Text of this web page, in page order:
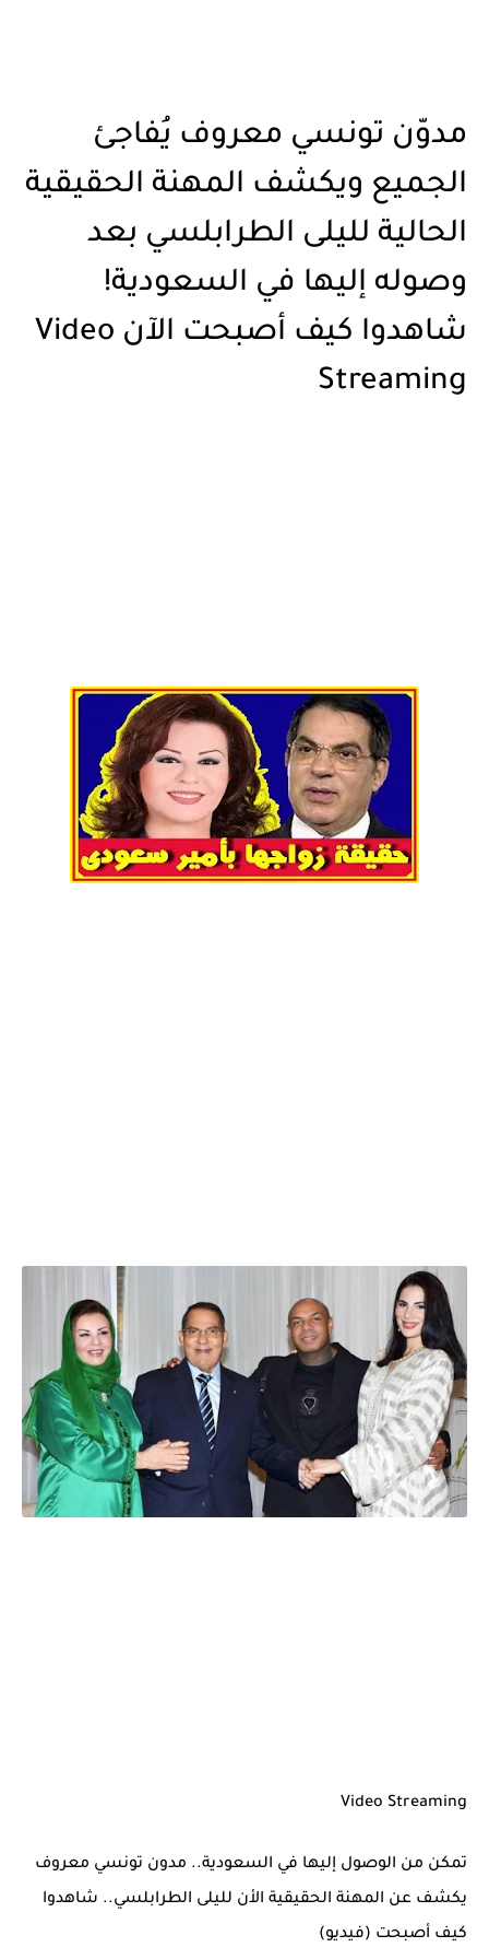
مدوّن تونسي معروف يُفاجئ
الجميع ويكشف المهنة الحقيقية
الحالية لليلى الطرابلسي بعد
وصوله إليها في السعودية!
شاهدوا كيف أصبحت الآن Video
Streaming
Video Streaming
تمكن من الوصول إليها في السعودية.. مدون تونسي معروف
يكشف عن المهنة الحقيقية الأن لليلى الطرابلسي.. شاهدوا
كيف أصبحت (فيديو)